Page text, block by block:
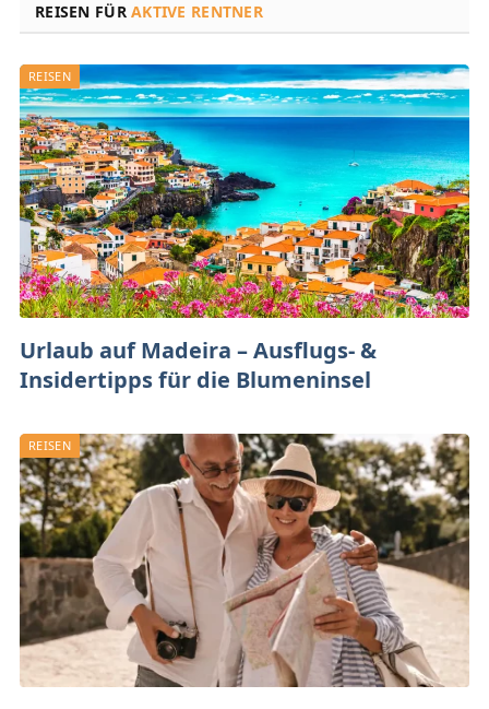
REISEN FÜRAKTIVE RENTNER
REISEN
Urlaub auf Madeira – Ausflugs- &
Insidertipps für die Blumeninsel
REISEN